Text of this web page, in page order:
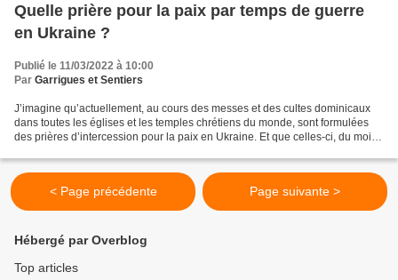
Quelle prière pour la paix par temps de guerre
en Ukraine ?
Publié le 11/03/2022 à 10:00
Par Garrigues et Sentiers
J’imagine qu’actuellement, au cours des messes et des cultes dominicaux
dans toutes les églises et les temples chrétiens du monde, sont formulées
des prières d’intercession pour la paix en Ukraine. Et que celles-ci, du moins
< Page précédente Page suivante >
Hébergé par Overblog
Top articles